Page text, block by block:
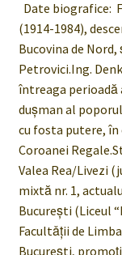
Date biografice:
(1914-1984),
Bucovina de
Petrovici.Ing.
întreaga perioadă
duşman al
cu fosta putere,
Coroanei
Valea Rea/Livezi
mixtă nr. 1,
Bucureşti (Liceul
Facultǎţii de
Bucureşti,